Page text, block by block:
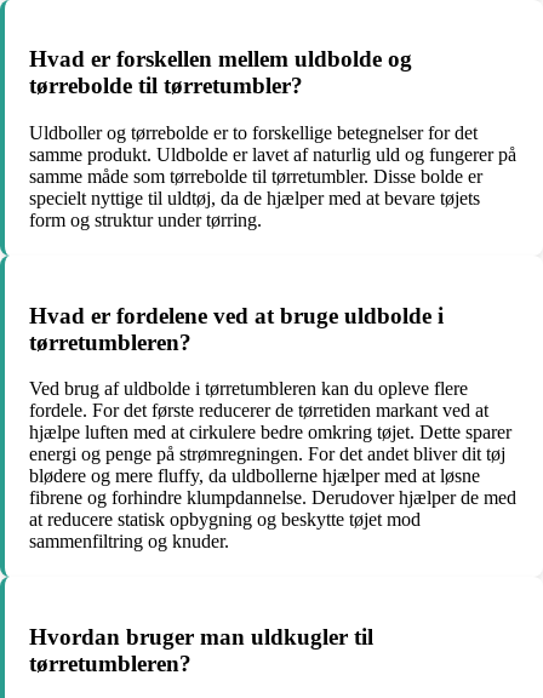
Hvad er forskellen mellem uldbolde og
tørrebolde til tørretumbler?
Uldboller og tørrebolde er to forskellige betegnelser for det
samme produkt. Uldbolde er lavet af naturlig uld og fungerer på
samme måde som tørrebolde til tørretumbler. Disse bolde er
specielt nyttige til uldtøj, da de hjælper med at bevare tøjets
form og struktur under tørring.
Hvad er fordelene ved at bruge uldbolde i
tørretumbleren?
Ved brug af uldbolde i tørretumbleren kan du opleve flere
fordele. For det første reducerer de tørretiden markant ved at
hjælpe luften med at cirkulere bedre omkring tøjet. Dette sparer
energi og penge på strømregningen. For det andet bliver dit tøj
blødere og mere fluffy, da uldbollerne hjælper med at løsne
fibrene og forhindre klumpdannelse. Derudover hjælper de med
at reducere statisk opbygning og beskytte tøjet mod
sammenfiltring og knuder.
Hvordan bruger man uldkugler til
tørretumbleren?